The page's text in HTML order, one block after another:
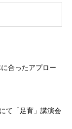
合ったアプロー
て「足育」講演会